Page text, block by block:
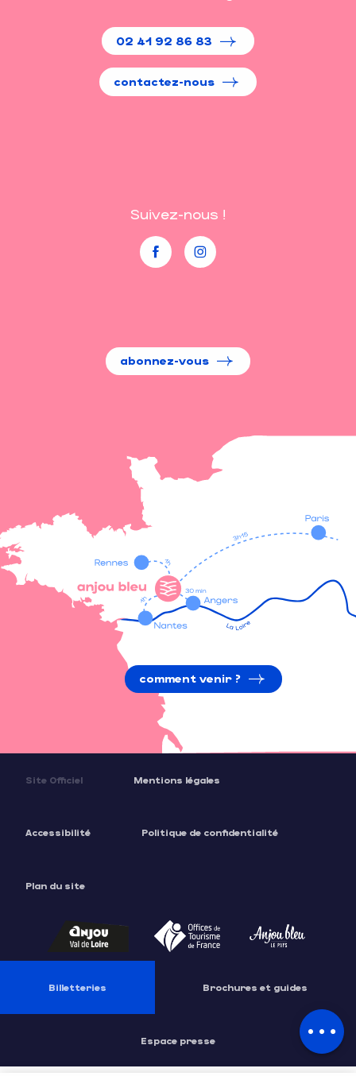
Description
02 41 92 86 83
contactez-nous
Suivez-nous !
abonnez-vous
comment venir ?
Site Officiel Mentions légales
Accessibilité Politique de confidentialité
Plan du site
Billetteries Brochures et guides
Espace presse